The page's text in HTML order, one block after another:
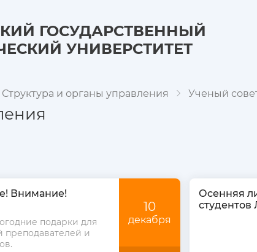
ГОСУДАРСТВЕННЫЙ
УНИВЕРСТИТЕТ
Структура и органы управления Ученый
Внимание!
подарки для
преподавателей и
10
декабря
Осенняя
студентов